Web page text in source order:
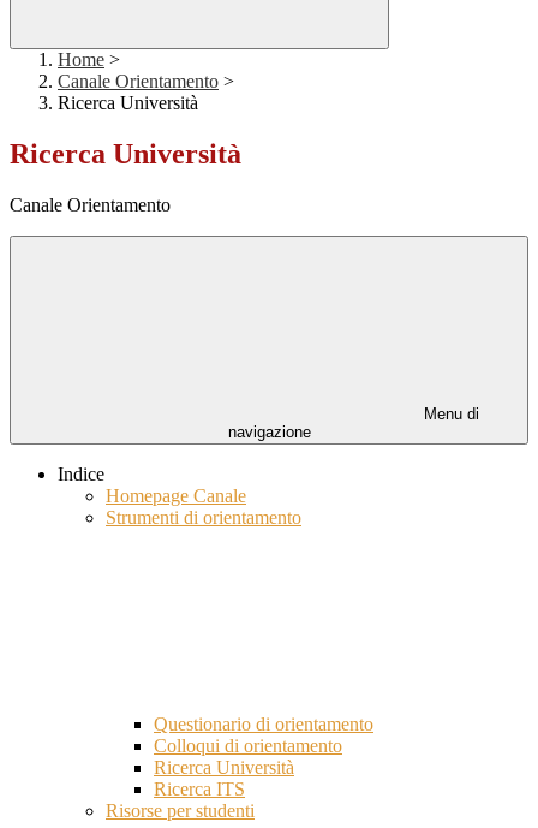
Home >
Canale Orientamento >
Ricerca Università
Ricerca Università
Canale Orientamento
Menu di
navigazione
Indice
Homepage Canale
Strumenti di orientamento
Questionario di orientamento
Colloqui di orientamento
Ricerca Università
Ricerca ITS
Risorse per studenti